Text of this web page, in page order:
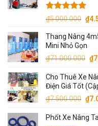
Được xếp
5 sao
₫5.000.000 Giá
là:
₫
Thang Nâng
Mini Nhỏ Gọn
₫71.000.000
là:
₫
Cho Thuê Xe
Điện Giá Tốt
₫7.500.000 Giá
là:
₫
Phốt Xe Nâng